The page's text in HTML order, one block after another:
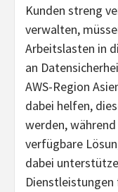
Kunden streng
verwalten,
Arbeitslasten in
an
AWS-Region
dabei helfen,
werden,
verfügbare
dabei
Dienstleistungen